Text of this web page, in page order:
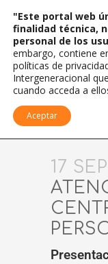
17 SEP
"Este portal web
finalidad técnica,
personal de los
embargo, contiene
políticas de
Intergeneracional
cuando acceda a
Aceptar